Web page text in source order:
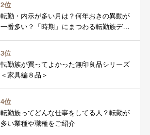
2位
転勤・内示が多い月は？何年おきの異動が
一番多い？「時期」にまつわる転勤族デー
3位
転勤族が買ってよかった無印良品シリーズ
＜家具編８品＞
4位
転勤族ってどんな仕事をしてる人？転勤が
多い業種や職種をご紹介